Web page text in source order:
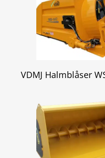
VDMJ Halmblåser